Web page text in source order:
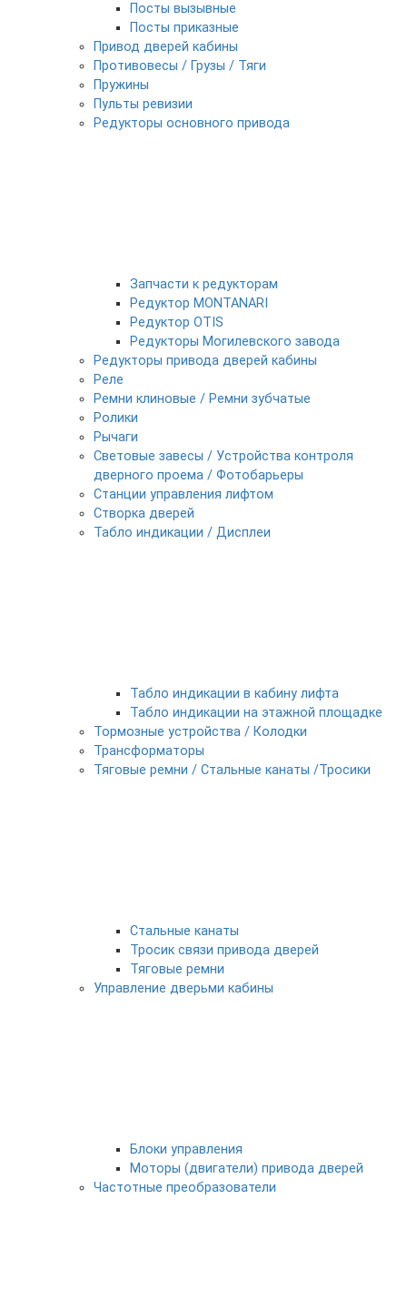
Посты вызывные
Посты приказные
Привод дверей кабины
Противовесы / Грузы / Тяги
Пружины
Пульты ревизии
Редукторы основного привода
Запчасти к редукторам
Редуктор MONTANARI
Редуктор OTIS
Редукторы Могилевского завода
Редукторы привода дверей кабины
Реле
Ремни клиновые / Ремни зубчатые
Ролики
Рычаги
Световые завесы / Устройства контроля
дверного проема / Фотобарьеры
Станции управления лифтом
Створка дверей
Табло индикации / Дисплеи
Табло индикации в кабину лифта
Табло индикации на этажной площадке
Тормозные устройства / Колодки
Трансформаторы
Тяговые ремни / Стальные канаты /Тросики
Стальные канаты
Тросик связи привода дверей
Тяговые ремни
Управление дверьми кабины
Блоки управления
Моторы (двигатели) привода дверей
Частотные преобразователи